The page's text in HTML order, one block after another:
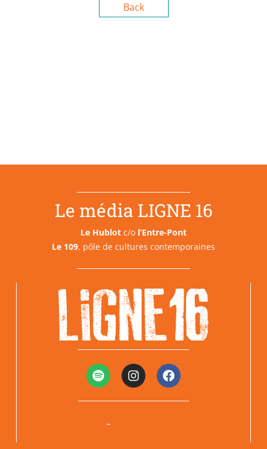
Back
Le média LIGNE 16
Le Hublot c/o l’Entre-Pont
Le 109, pôle de cultures contemporaines
–